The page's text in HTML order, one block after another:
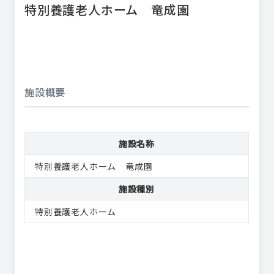
特別養護老人ホーム 竜成園
施設概要
施設名称
特別養護老人ホーム 竜成園
施設種別
特別養護老人ホーム